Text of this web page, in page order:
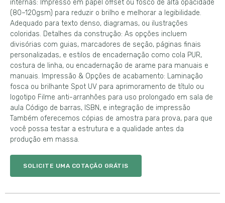
internas: Impresso em papel offset ou fosco de alta opacidade
(80–120gsm) para reduzir o brilho e melhorar a legibilidade.
Adequado para texto denso, diagramas, ou ilustrações
coloridas. Detalhes da construção: As opções incluem
divisórias com guias, marcadores de seção, páginas finais
personalizadas, e estilos de encadernação como cola PUR,
costura de linha, ou encadernação de arame para manuais e
manuais. Impressão & Opções de acabamento: Laminação
fosca ou brilhante Spot UV para aprimoramento de título ou
logotipo Filme anti-arranhões para uso prolongado em sala de
aula Código de barras, ISBN, e integração de impressão
Também oferecemos cópias de amostra para prova, para que
você possa testar a estrutura e a qualidade antes da
produção em massa.
SOLICITE UMA COTAÇÃO GRÁTIS